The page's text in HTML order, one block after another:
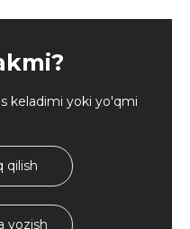
keladimi yoki yo'qmi
qilish
yozish